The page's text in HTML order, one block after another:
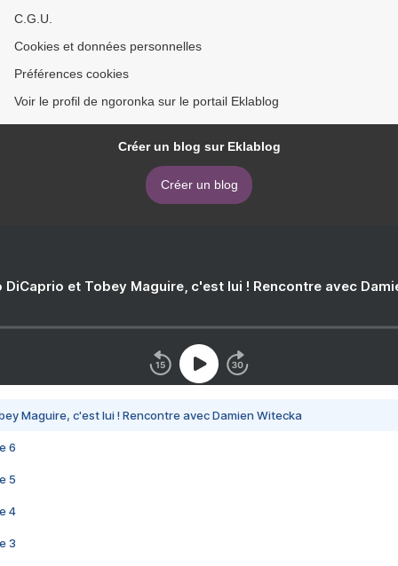
C.G.U.
Cookies et données personnelles
Préférences cookies
Voir le profil de ngoronka sur le portail Eklablog
Créer un blog sur Eklablog
Créer un blog
DiCaprio et Tobey Maguire, c'est lui ! Rencontre avec
Maguire, c'est lui ! Rencontre avec Damien Witecka
6
5
4
3